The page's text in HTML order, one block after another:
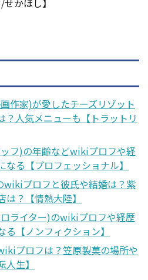
作家)が愛したチーズリゾット
？人気メニューも【トラットリ
フ)の年齢などwikiプロフや経
る【プロフェッショナル】
wikiプロフと彼氏や結婚は？紫
？【情熱大陸】
ライター)のwikiプロフや経歴
【ノンフィクション】
プロフは？笠原製菓の場所や
生】